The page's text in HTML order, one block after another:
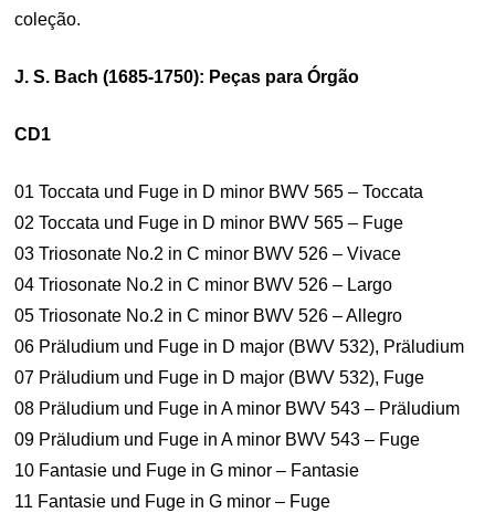
coleção.
J. S. Bach (1685-1750): Peças para Órgão
CD1
01 Toccata und Fuge in D minor BWV 565 – Toccata
02 Toccata und Fuge in D minor BWV 565 – Fuge
03 Triosonate No.2 in C minor BWV 526 – Vivace
04 Triosonate No.2 in C minor BWV 526 – Largo
05 Triosonate No.2 in C minor BWV 526 – Allegro
06 Präludium und Fuge in D major (BWV 532), Präludium
07 Präludium und Fuge in D major (BWV 532), Fuge
08 Präludium und Fuge in A minor BWV 543 – Präludium
09 Präludium und Fuge in A minor BWV 543 – Fuge
10 Fantasie und Fuge in G minor – Fantasie
11 Fantasie und Fuge in G minor – Fuge